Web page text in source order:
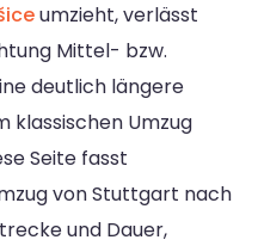
umzieht, verlässt
Mittel- bzw.
deutlich längere
klassischen Umzug
Seite fasst
von Stuttgart nach
und Dauer,